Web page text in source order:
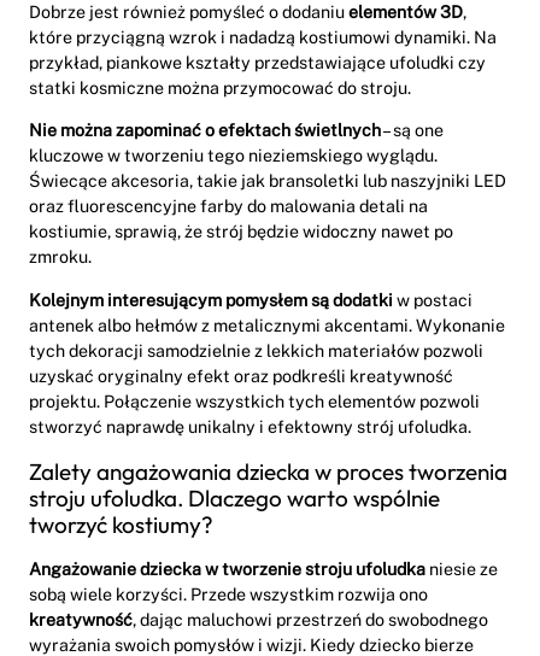
Dobrze jest również pomyśleć o dodaniuelementów 3D,
które przyciągną wzrok i nadadzą kostiumowi dynamiki. Na
przykład, piankowe kształty przedstawiające ufoludki czy
statki kosmiczne można przymocować do stroju.
Nie można zapominać o efektach świetlnych– są one
kluczowe w tworzeniu tego nieziemskiego wyglądu.
Świecące akcesoria, takie jak bransoletki lub naszyjniki LED
oraz fluorescencyjne farby do malowania detali na
kostiumie, sprawią, że strój będzie widoczny nawet po
zmroku.
Kolejnym interesującym pomysłem są dodatki w postaci
antenek albo hełmów z metalicznymi akcentami. Wykonanie
tych dekoracji samodzielnie z lekkich materiałów pozwoli
uzyskać oryginalny efekt oraz podkreśli kreatywność
projektu. Połączenie wszystkich tych elementów pozwoli
stworzyć naprawdę unikalny i efektowny strój ufoludka.
Zalety angażowania dziecka w proces tworzenia
stroju ufoludka. Dlaczego warto wspólnie
tworzyć kostiumy?
Angażowanie dziecka w tworzenie stroju ufoludka niesie ze
sobą wiele korzyści. Przede wszystkim rozwija ono
kreatywność, dając maluchowi przestrzeń do swobodnego
wyrażania swoich pomysłów i wizji. Kiedy dziecko bierze